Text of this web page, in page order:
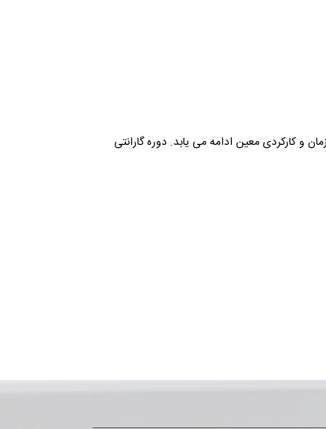
و کارکردی معین ادامه می یابد. دوره گارانتی